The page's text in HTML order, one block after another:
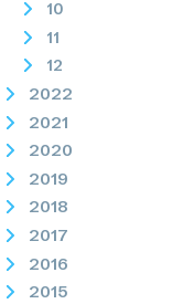
10
11
12
2022
2021
2020
2019
2018
2017
2016
2015